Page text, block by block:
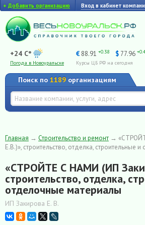
+ Добавить организацию Вход в кабинет
+24 C°
Погода в Новоуральске
€ 88.91 +0.38 $ 77.96
Курсы ЦБ РФ на сегодня
Поиск по 1189 организациям
Главная → Строительство и ремонт →
Е.В.)», строительство, отделка, строительные
«СТРОЙТЕ С НАМИ (ИП
строительство, отделка,
отделочные материалы
ИП Закирова Е. В.